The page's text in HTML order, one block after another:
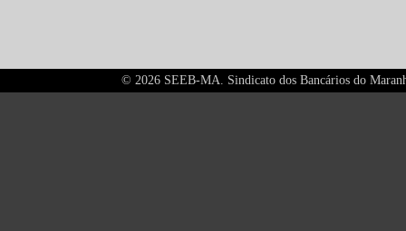
© 2026 SEEB-MA. Sindicato dos Bancários do